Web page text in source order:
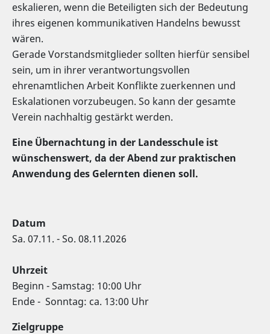
eskalieren, wenn die Beteiligten sich der Bedeutung
ihres eigenen kommunikativen Handelns bewusst
wären.
Gerade Vorstandsmitglieder sollten hierfür sensibel
sein, um in ihrer verantwortungsvollen
ehrenamtlichen Arbeit Konflikte zuerkennen und
Eskalationen vorzubeugen. So kann der gesamte
Verein nachhaltig gestärkt werden.
Eine Übernachtung in der Landesschule ist
wünschenswert, da der Abend zur praktischen
Anwendung des Gelernten dienen soll.
Datum
Sa. 07.11. - So. 08.11.2026
Uhrzeit
Beginn - Samstag: 10:00 Uhr
Ende - Sonntag: ca. 13:00 Uhr
Zielgruppe